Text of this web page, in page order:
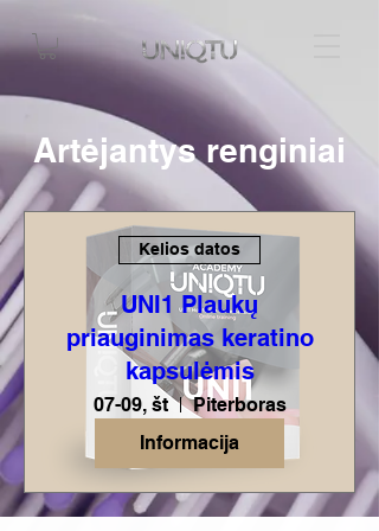
Artėjantys renginiai
Kelios datos
UNI1 Plaukų
priauginimas keratino
kapsulėmis
07-09, št
Piterboras
Informacija